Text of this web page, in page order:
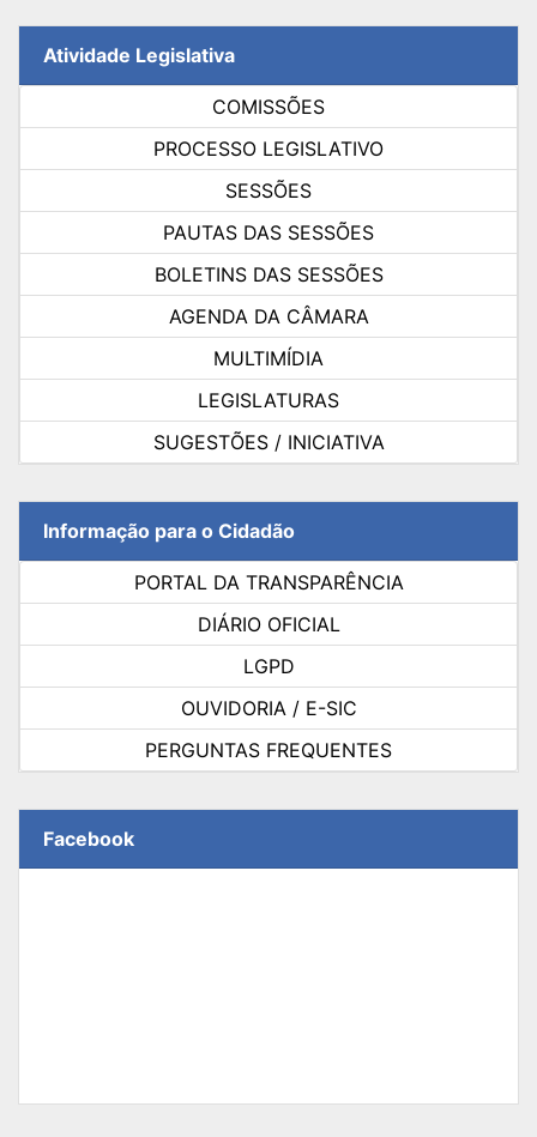
Atividade Legislativa
COMISSÕES
PROCESSO LEGISLATIVO
SESSÕES
PAUTAS DAS SESSÕES
BOLETINS DAS SESSÕES
AGENDA DA CÂMARA
MULTIMÍDIA
LEGISLATURAS
SUGESTÕES / INICIATIVA
Informação para o Cidadão
PORTAL DA TRANSPARÊNCIA
DIÁRIO OFICIAL
LGPD
OUVIDORIA / E-SIC
PERGUNTAS FREQUENTES
Facebook